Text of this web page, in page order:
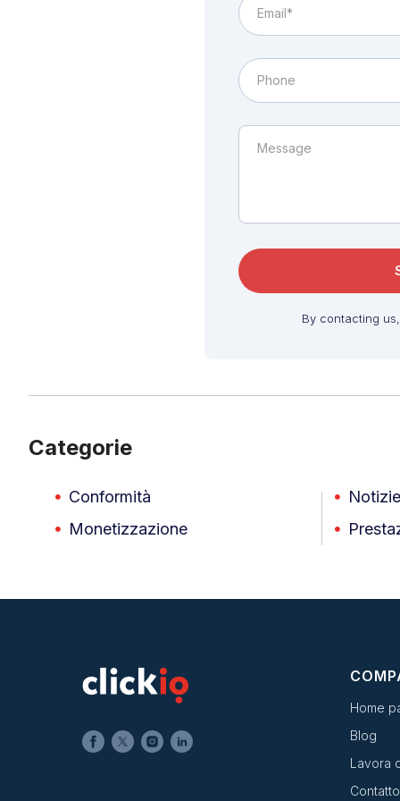
By contacting
Categorie
Conformità
Monetizzazione
Notizie
Home
Blog
Lavora
Contatto